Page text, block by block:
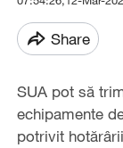
Share
SUA pot să
echipamente
potrivit